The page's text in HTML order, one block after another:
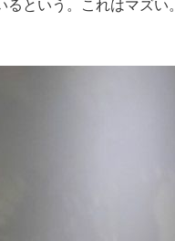
という。これはマズ